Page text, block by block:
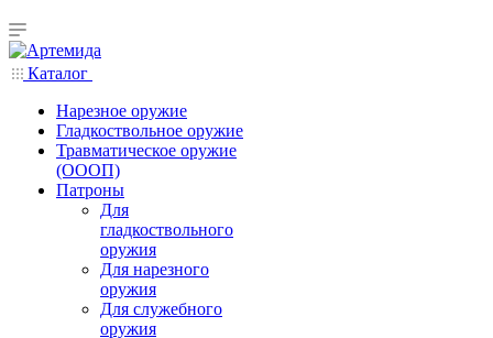
Каталог
Нарезное оружие
Гладкоствольное оружие
Травматическое оружие
(ОООП)
Патроны
Для
гладкоствольного
оружия
Для нарезного
оружия
Для служебного
оружия